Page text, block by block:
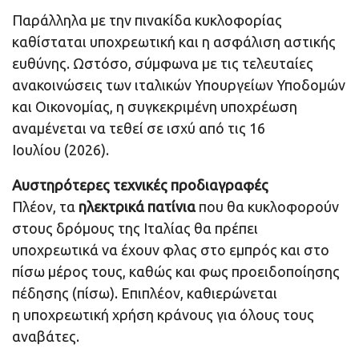
Παράλληλα με την πινακίδα κυκλοφορίας
καθίσταται υποχρεωτική και η ασφάλιση αστικής
ευθύνης. Ωστόσο, σύμφωνα με τις τελευταίες
ανακοινώσεις των ιταλικών Υπουργείων Υποδομών
και Οικονομίας, η συγκεκριμένη υποχρέωση
αναμένεται να τεθεί σε ισχύ από τις 16
Ιουλίου (2026).
Αυστηρότερες τεχνικές προδιαγραφές
Πλέον, τα ηλεκτρικά πατίνιαπου θα κυκλοφορούν
στους δρόμους της Ιταλίας θα πρέπει
υποχρεωτικά να έχουν φλας στο εμπρός και στο
πίσω μέρος τους, καθώς και φως προειδοποίησης
πέδησης (πίσω). Επιπλέον, καθιερώνεται
η υποχρεωτική χρήση κράνους για όλους τους
αναβάτες.